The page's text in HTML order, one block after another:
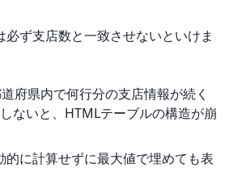
ず支店数と一致させないといけま
府県内で何行分の支店情報が続く
ないと、HTMLテーブルの構造が崩
に計算せずに最大値で埋めても表